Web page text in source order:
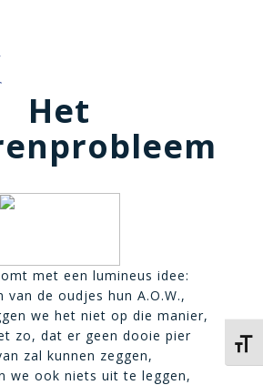
Het
met een lumineus idee:
van de oudjes hun A.O.W.,
we het niet op die manier,
zo, dat er geen dooie pier
zal kunnen zeggen,
we ook niets uit te leggen,